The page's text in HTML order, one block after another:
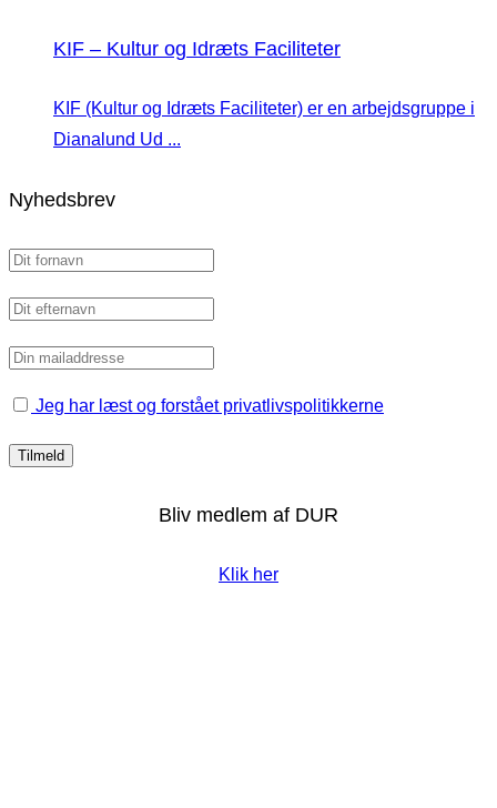
KIF – Kultur og Idræts Faciliteter
KIF (Kultur og Idræts Faciliteter) er en arbejdsgruppe i
Dianalund Ud ...
Nyhedsbrev
Jeg har læst og forstået privatlivspolitikkerne
Bliv medlem af DUR
Klik her